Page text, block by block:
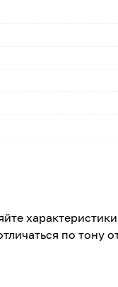
по тону